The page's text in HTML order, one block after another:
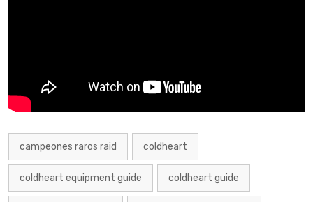
campeones raros raid coldheart
coldheart equipment guide coldheart guide